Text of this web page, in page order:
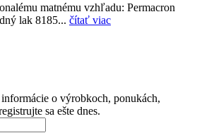
matnému vzhľadu: Permacron
lak 8185... čítať viac
o výrobkoch, ponukách,
sa ešte dnes.